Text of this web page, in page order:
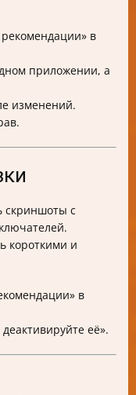
в
приложении, а
изменений.
скриншоты с
короткими и
в
её».